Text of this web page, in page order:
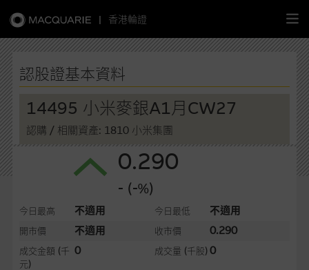
| 香港輪證
主頁
牛熊證
認股證基本資料
14495 小米麥銀A1月CW27
認購 / 相關資產: 1810 小米集團
0.290
- (-%)
今日最高 不適用 今日最低 不適用
開市價 不適用 收市價 0.290
成交金額 (千
元)
0 成交量 (千股)0